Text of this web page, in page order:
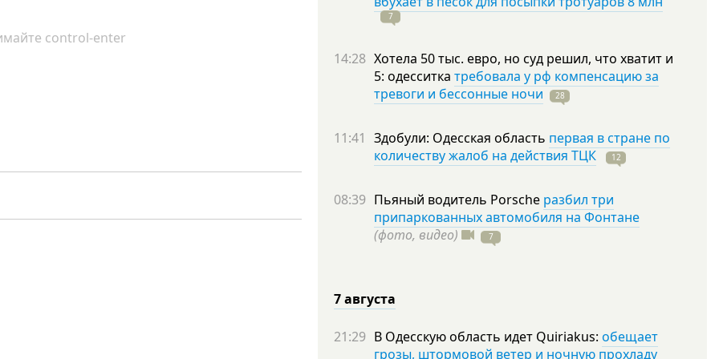
control-enter
7
14:28 Хотела 50 тыс. евро, но суд решил, что хватит и
5: одесситка требовала у рф компенсацию за
тревоги и бессонные ночи
28
11:41 Здобули: Одесская область первая в стране по
количеству жалоб на действия ТЦК
12
08:39 Пьяный водитель Porsche разбил три
припаркованных автомобиля на Фонтане
(фото, видео)
7
7 августа
21:29 В Одесскую область идет Quiriakus: обещает
грозы, штормовой ветер и ночную прохладу